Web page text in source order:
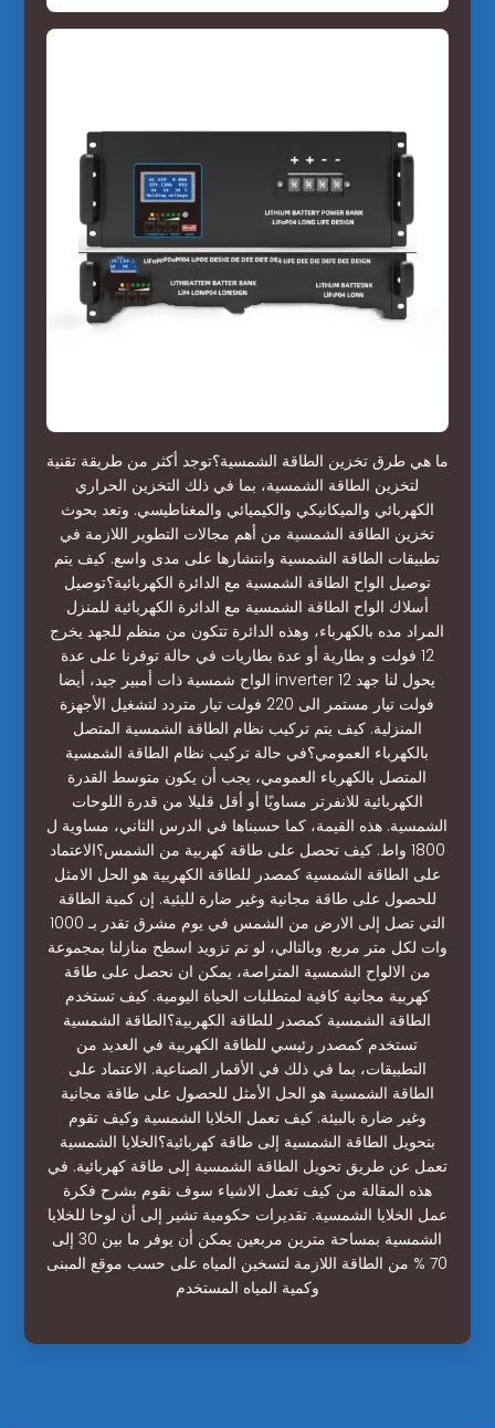
ما هي طرق تخزين الطاقة الشمسية؟توجد أكثر من طريقة تقنية
لتخزين الطاقة الشمسية، بما في ذلك التخزين الحراري
الكهربائي والميكانيكي والكيميائي والمغناطيسي. وتعد بحوث
تخزين الطاقة الشمسية من أهم مجالات التطوير اللازمة في
تطبيقات الطاقة الشمسية وانتشارها على مدى واسع. كيف يتم
توصيل الواح الطاقة الشمسية مع الدائرة الكهربائية؟توصيل
أسلاك الواح الطاقة الشمسية مع الدائرة الكهربائية للمنزل
المراد مده بالكهرباء، وهذه الدائرة تتكون من منظم للجهد يخرج
12 فولت و بطارية أو عدة بطاريات في حالة توفرنا على عدة
الواح شمسية ذات أمبير جيد، أيضا inverter يحول لنا جهد 12
فولت تيار مستمر الى 220 فولت تيار متردد لتشغيل الأجهزة
المنزلية. كيف يتم تركيب نظام الطاقة الشمسية المتصل
بالكهرباء العمومي؟في حالة تركيب نظام الطاقة الشمسية
المتصل بالكهرباء العمومي، يجب أن يكون متوسط القدرة
الكهربائية للانفرتر مساويًا أو أقل قليلا من قدرة اللوحات
الشمسية. هذه القيمة، كما حسبناها في الدرس الثاني، مساوية ل
1800 واط. كيف تحصل على طاقة كهربية من الشمس؟الاعتماد
على الطاقة الشمسية كمصدر للطاقة الكهربية هو الحل الامثل
للحصول على طاقة مجانية وغير ضارة للبئية. إن كمية الطاقة
التي تصل إلى الارض من الشمس في يوم مشرق تقدر بـ 1000
وات لكل متر مربع. وبالتالي، لو تم تزويد اسطح منازلنا بمجموعة
من الالواح الشمسية المتراصة، يمكن ان نحصل على طاقة
كهربية مجانية كافية لمتطلبات الحياة اليومية. كيف تستخدم
الطاقة الشمسية كمصدر للطاقة الكهربية؟الطاقة الشمسية
تستخدم كمصدر رئيسي للطاقة الكهربية في العديد من
التطبيقات، بما في ذلك في الأقمار الصناعية. الاعتماد على
الطاقة الشمسية هو الحل الأمثل للحصول على طاقة مجانية
وغير ضارة بالبيئة. كيف تعمل الخلايا الشمسية وكيف تقوم
بتحويل الطاقة الشمسية إلى طاقة كهربائية؟الخلايا الشمسية
تعمل عن طريق تحويل الطاقة الشمسية إلى طاقة كهربائية. في
هذه المقالة من كيف تعمل الاشياء سوف نقوم بشرح فكرة
عمل الخلايا الشمسية. تقديرات حكومية تشير إلى أن لوحا للخلايا
الشمسية بمساحة مترين مربعين يمكن أن يوفر ما بين 30 إلى
70 % من الطاقة اللازمة لتسخين المياه على حسب موقع المبنى
وكمية المياه المستخدم